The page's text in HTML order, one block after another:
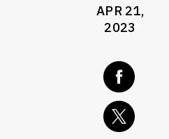
APR 21,
2023